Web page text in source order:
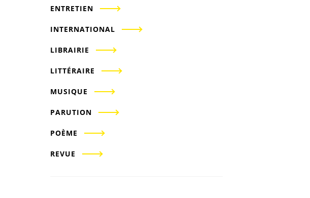
ENTRETIEN
INTERNATIONAL
LIBRAIRIE
LITTÉRAIRE
MUSIQUE
PARUTION
POÈME
REVUE